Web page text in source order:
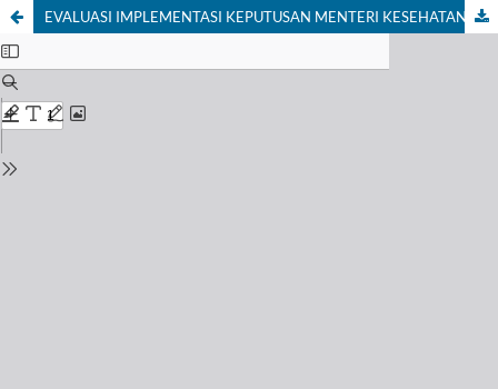
EVALUASI IMPLEMENTASI KEPUTUSAN MENTERI KESEHATAN NOMOR 35/MENKES/SK/2014 TENTANG PELAYANAN KEFARMASIAN DI APOTEK KABUPATEN SLEMAN